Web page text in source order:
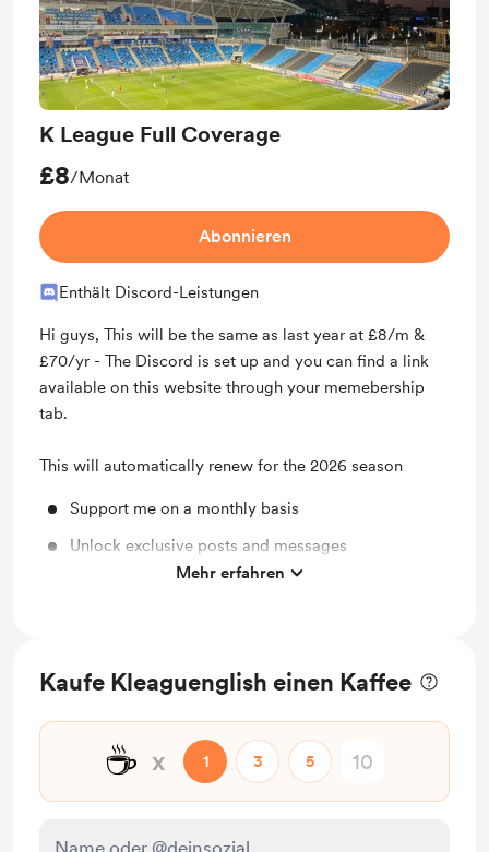
K League Full Coverage
£8/Monat
Abonnieren
Enthält Discord-Leistungen
Hi guys, This will be the same as last year at £8/m &
£70/yr - The Discord is set up and you can find a link
available on this website through your memebership
tab.
This will automatically renew for the 2026 season
Support me on a monthly basis
Unlock exclusive posts and messages
Discord communityMehr erfahren
Kaufe Kleaguenglish einen Kaffee
☕ x 1 3 5